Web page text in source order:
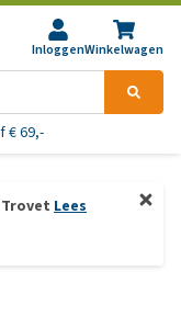
InloggenWinkelwagen
€ 69,-
Lees